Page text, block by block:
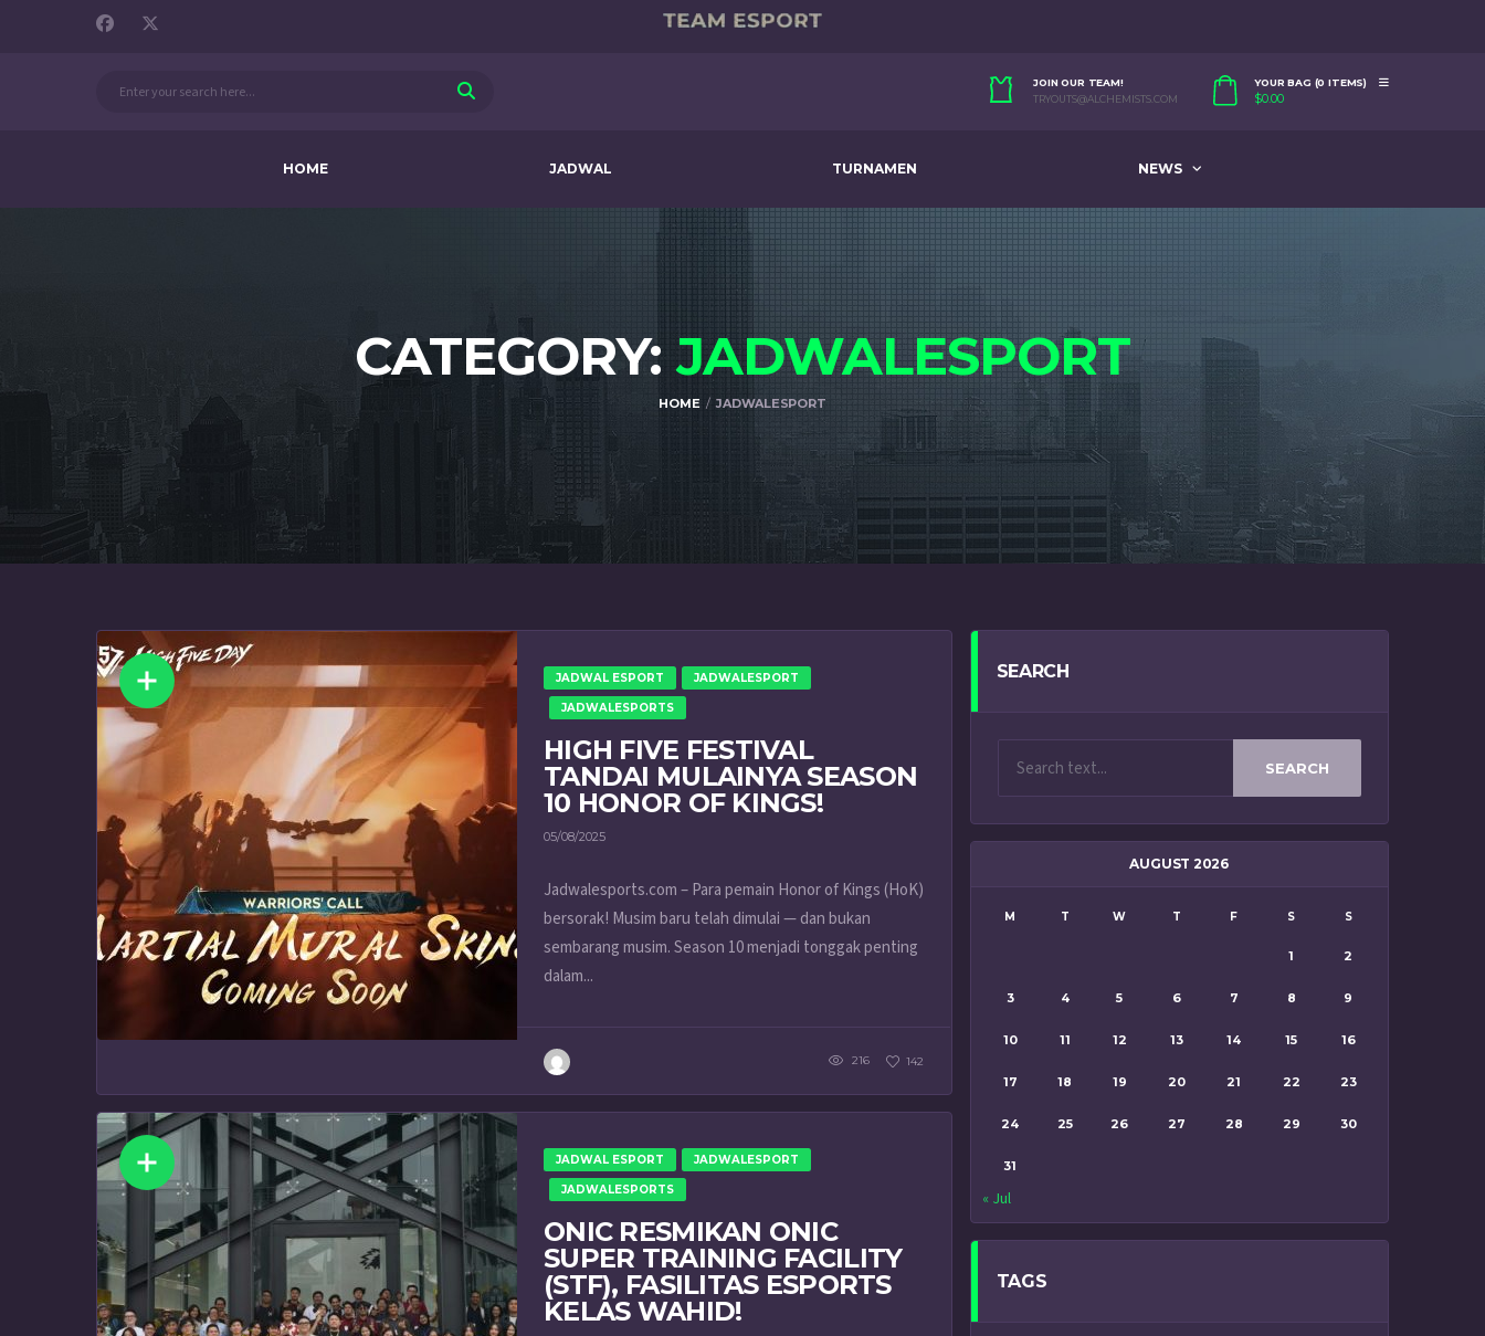
JOIN OUR TEAM!
TRYOUTS@ALCHEMISTS.COM
YOUR BAG (0 ITEMS)
$0.00
HOME JADWAL TURNAMEN NEWS
CATEGORY:JADWALESPORT
HOME JADWALESPORT
JADWAL ESPORT JADWALESPORT
JADWALESPORTS
HIGH FIVE FESTIVAL
TANDAI MULAINYA SEASON
10 HONOR OF KINGS!
05/08/2025
Jadwalesports.com – Para pemain Honor of Kings (HoK)
bersorak! Musim baru telah dimulai — dan bukan
sembarang musim. Season 10 menjadi tonggak penting
dalam...
216 142
JADWAL ESPORT JADWALESPORT
JADWALESPORTS
ONIC RESMIKAN ONIC
SUPER TRAINING FACILITY
(STF), FASILITAS ESPORTS
KELAS WAHID!
SEARCH
SEARCH
AUGUST 2026
M T W T F S S
1 2
3 4 5 6 7 8 9
10 11 12 13 14 15 16
17 18 19 20 21 22 23
24 25 26 27 28 29 30
31
« Jul
TAGS